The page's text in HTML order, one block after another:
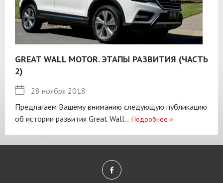
GREAT WALL MOTOR. ЭТАПЫ РАЗВИТИЯ (ЧАСТЬ
2)
28 ноября 2018
Предлагаем Вашему вниманию следующую публикацию
об истории развития Great Wall... Подробнее »